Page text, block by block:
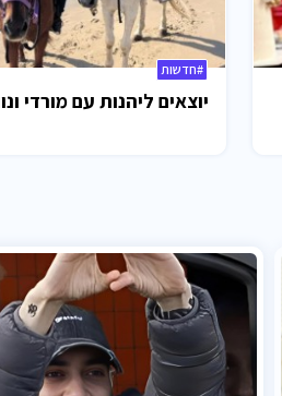
#חדשות
יוצאים ליהנות עם מורדי